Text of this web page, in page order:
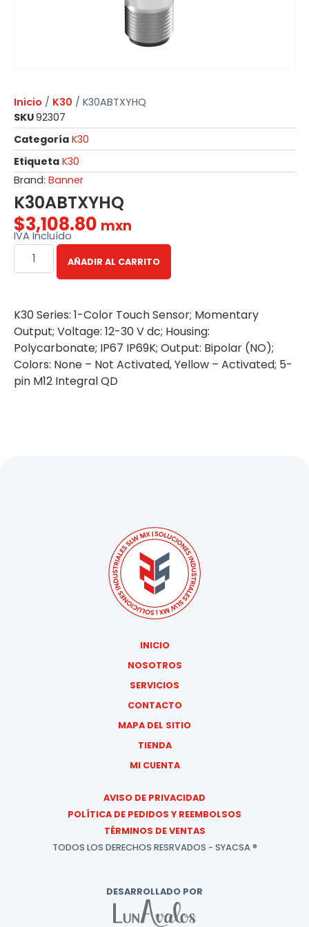
Inicio / K30 / K30ABTXYHQ
SKU92307
Categoría K30
Etiqueta K30
Brand: Banner
K30ABTXYHQ
$3,108.80 mxn
IVA Incluído
AÑADIR AL CARRITO
K30 Series: 1-Color Touch Sensor; Momentary
Output; Voltage: 12-30 V dc; Housing:
Polycarbonate; IP67 IP69K; Output: Bipolar (NO);
Colors: None – Not Activated, Yellow – Activated; 5-
pin M12 Integral QD
INICIO
NOSOTROS
SERVICIOS
CONTACTO
MAPA DEL SITIO
TIENDA
MI CUENTA
AVISO DE PRIVACIDAD
POLÍTICA DE PEDIDOS Y REEMBOLSOS
TÉRMINOS DE VENTAS
TODOS LOS DERECHOS RESRVADOS - SYACSA ®
DESARROLLADO POR